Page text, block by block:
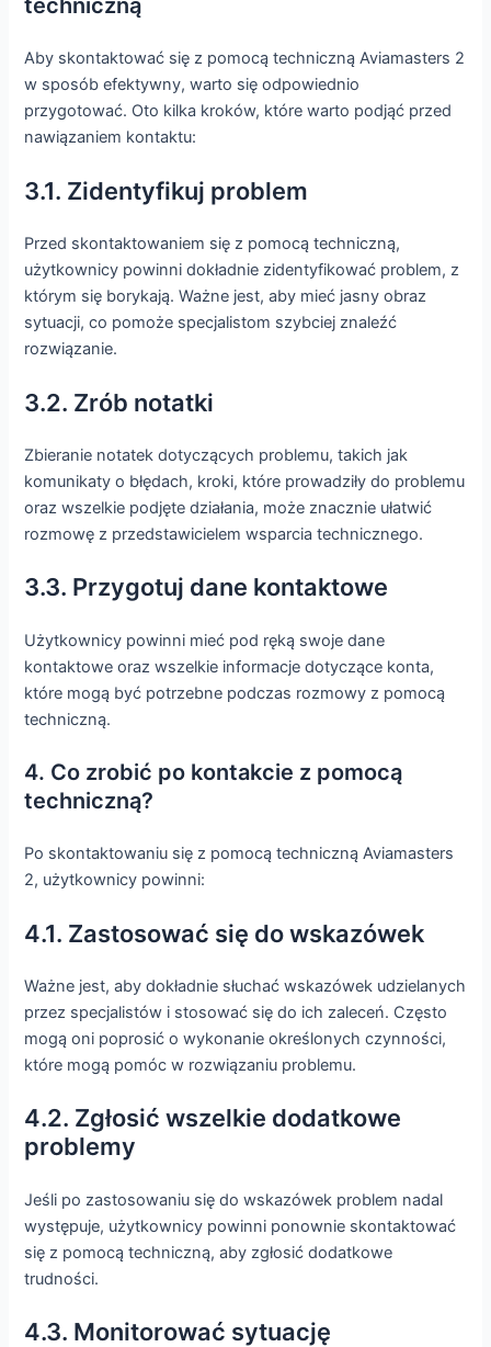
techniczną
Aby skontaktować się z pomocą techniczną Aviamasters 2
w sposób efektywny, warto się odpowiednio
przygotować. Oto kilka kroków, które warto podjąć przed
nawiązaniem kontaktu:
3.1. Zidentyfikuj problem
Przed skontaktowaniem się z pomocą techniczną,
użytkownicy powinni dokładnie zidentyfikować problem, z
którym się borykają. Ważne jest, aby mieć jasny obraz
sytuacji, co pomoże specjalistom szybciej znaleźć
rozwiązanie.
3.2. Zrób notatki
Zbieranie notatek dotyczących problemu, takich jak
komunikaty o błędach, kroki, które prowadziły do problemu
oraz wszelkie podjęte działania, może znacznie ułatwić
rozmowę z przedstawicielem wsparcia technicznego.
3.3. Przygotuj dane kontaktowe
Użytkownicy powinni mieć pod ręką swoje dane
kontaktowe oraz wszelkie informacje dotyczące konta,
które mogą być potrzebne podczas rozmowy z pomocą
techniczną.
4. Co zrobić po kontakcie z pomocą
techniczną?
Po skontaktowaniu się z pomocą techniczną Aviamasters
2, użytkownicy powinni:
4.1. Zastosować się do wskazówek
Ważne jest, aby dokładnie słuchać wskazówek udzielanych
przez specjalistów i stosować się do ich zaleceń. Często
mogą oni poprosić o wykonanie określonych czynności,
które mogą pomóc w rozwiązaniu problemu.
4.2. Zgłosić wszelkie dodatkowe
problemy
Jeśli po zastosowaniu się do wskazówek problem nadal
występuje, użytkownicy powinni ponownie skontaktować
się z pomocą techniczną, aby zgłosić dodatkowe
trudności.
4.3. Monitorować sytuację